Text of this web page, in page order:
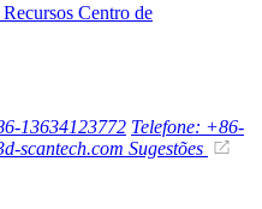
Centro de
13634123772 Telefone: +86-
scantech.com Sugestões